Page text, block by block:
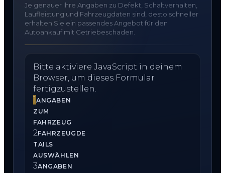
Je genauer Ihre Angaben zu Defekt, Schaltverhalten,
Laufleistung und Fahrzeugdaten sind, desto schneller
erhalten Sie ein passendes Angebot für den
Autoankauf mit Getriebeschaden.
Bitte aktiviere JavaScript in deinem
Browser, um dieses Formular
fertigzustellen.
1ANGABEN
ZUM
FAHRZEUG
2FAHRZEUGDE
TAILS
AUSWÄHLEN
3ANGABEN